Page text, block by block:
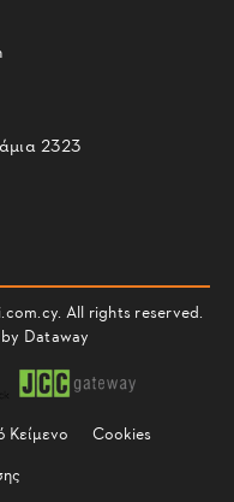
2323
All rights reserved.
Dataway
Κείμενο
Cookies